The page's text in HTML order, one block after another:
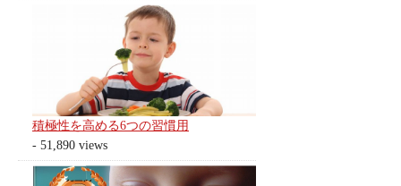
積極性を高める6つの習慣用
- 51,890 views